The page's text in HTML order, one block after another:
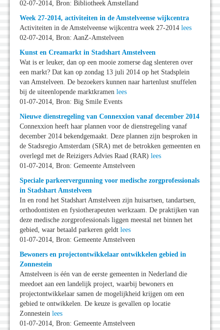
02-07-2014, Bron: Bibliotheek Amstelland
Week 27-2014, activiteiten in de Amstelveense wijkcentra
Activiteiten in de Amstelveense wijkcentra week 27-2014 lees
02-07-2014, Bron: AanZ-Amstelveen
Kunst en Creamarkt in Stadshart Amstelveen
Wat is er leuker, dan op een mooie zomerse dag slenteren over
een markt? Dat kan op zondag 13 juli 2014 op het Stadsplein
van Amstelveen. De bezoekers kunnen naar hartenlust snuffelen
bij de uiteenlopende marktkramen lees
01-07-2014, Bron: Big Smile Events
Nieuwe dienstregeling van Connexxion vanaf december 2014
Connexxion heeft haar plannen voor de dienstregeling vanaf
december 2014 bekendgemaakt. Deze plannen zijn besproken in
de Stadsregio Amsterdam (SRA) met de betrokken gemeenten en
overlegd met de Reizigers Advies Raad (RAR) lees
01-07-2014, Bron: Gemeente Amstelveen
Speciale parkeervergunning voor medische zorgprofessionals
in Stadshart Amstelveen
In en rond het Stadshart Amstelveen zijn huisartsen, tandartsen,
orthodontisten en fysiotherapeuten werkzaam. De praktijken van
deze medische zorgprofessionals liggen meestal net binnen het
gebied, waar betaald parkeren geldt lees
01-07-2014, Bron: Gemeente Amstelveen
Bewoners en projectontwikkelaar ontwikkelen gebied in
Zonnestein
Amstelveen is één van de eerste gemeenten in Nederland die
meedoet aan een landelijk project, waarbij bewoners en
projectontwikkelaar samen de mogelijkheid krijgen om een
gebied te ontwikkelen. De keuze is gevallen op locatie
Zonnestein lees
01-07-2014, Bron: Gemeente Amstelveen